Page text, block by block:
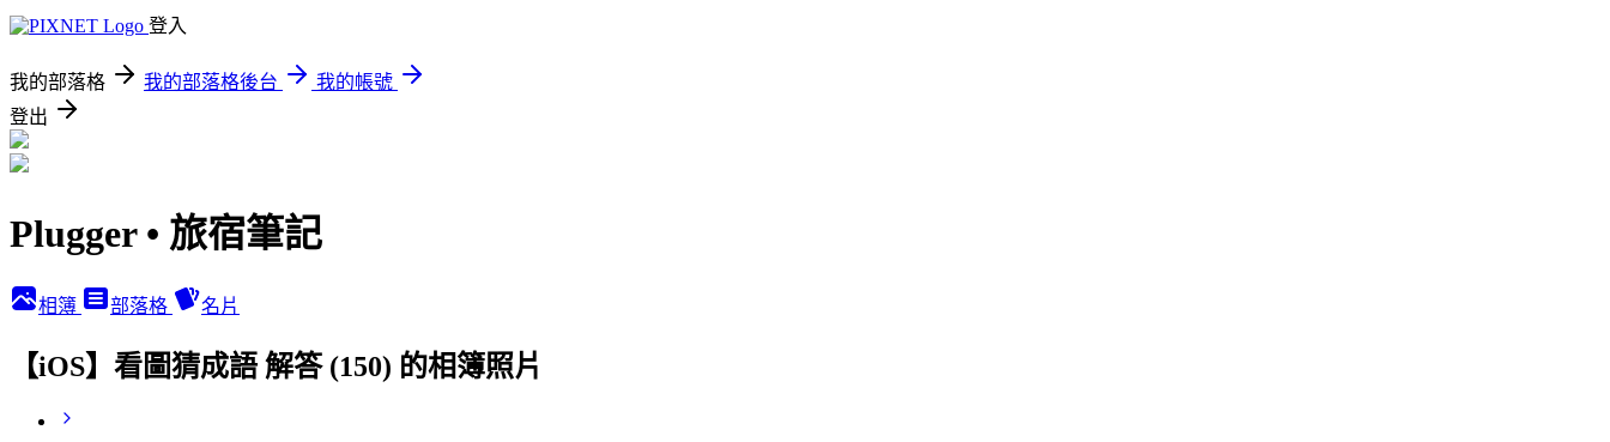
登入
我的部落格 我的部落格後台
我的帳號
登出
Plugger • 旅宿筆記
相簿 部落格 名片
【iOS】看圖猜成語 解答 (150) 的相簿照片